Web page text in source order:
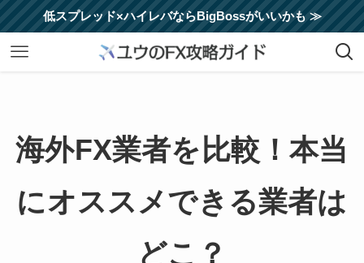
低スプレッド×ハイレバならBigBossがいいかも ≫
海外FX業者を比較！本当
にオススメできる業者は
どこ？